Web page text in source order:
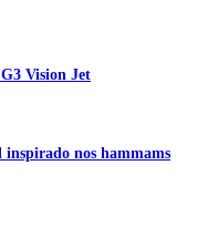
Vision Jet
nos hammams